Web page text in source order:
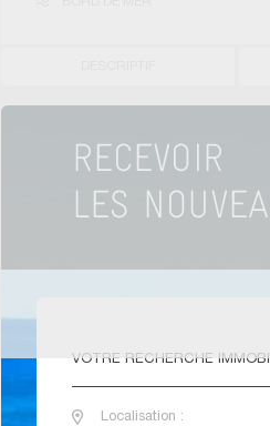
VOTRE RECHERCHE
Localisation :